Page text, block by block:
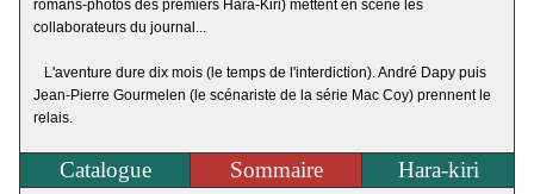
romans-photos des premiers Hara-Kiri) mettent en scène les
collaborateurs du journal...
L'aventure dure dix mois (le temps de l'interdiction). André Dapy puis
Jean-Pierre Gourmelen (le scénariste de la série Mac Coy) prennent le
relais.
Catalogue Sommaire Hara-kiri